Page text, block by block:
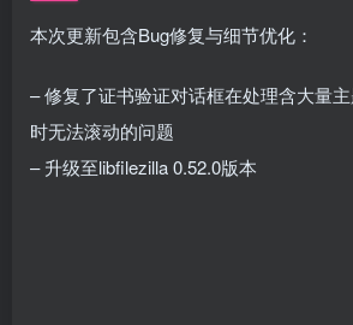
本次更新包含Bug修复与细节优化：
– 修复了证书验证对话框在处理含大量
时无法滚动的问题
– 升级至libfilezilla 0.52.0版本